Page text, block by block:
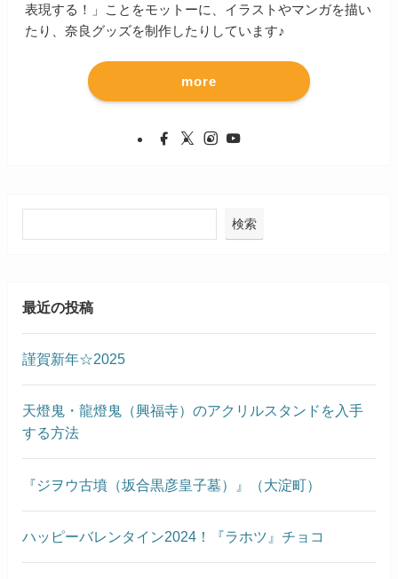
表現する！」ことをモットーに、イラストやマンガを描い
たり、奈良グッズを制作したりしています♪
more
検索
最近の投稿
謹賀新年☆2025
天燈鬼・龍燈鬼（興福寺）のアクリルスタンドを入手
する方法
『ジヲウ古墳（坂合黒彦皇子墓）』（大淀町）
ハッピーバレンタイン2024！『ラホツ』チョコ